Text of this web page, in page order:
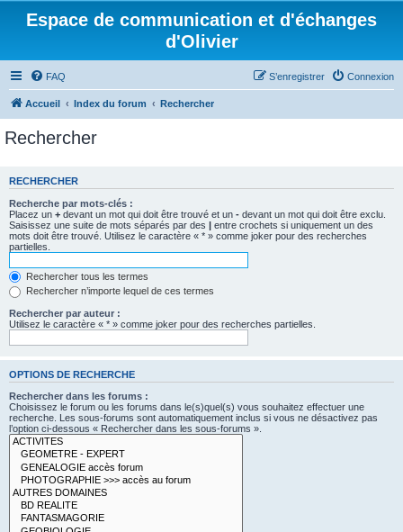
Espace de communication et d'échanges
d'Olivier
FAQ Connexion
S’enregistrer
Accueil Index du forum Rechercher
Rechercher
RECHERCHER
Recherche par mots-clés :
Placez un + devant un mot qui doit être trouvé et un - devant un mot qui doit être exclu.
Saisissez une suite de mots séparés par des | entre crochets si uniquement un des
mots doit être trouvé. Utilisez le caractère « * » comme joker pour des recherches
partielles.
Rechercher tous les termes
Rechercher n’importe lequel de ces termes
Rechercher par auteur :
Utilisez le caractère « * » comme joker pour des recherches partielles.
OPTIONS DE RECHERCHE
Rechercher dans les forums :
Choisissez le forum ou les forums dans le(s)quel(s) vous souhaitez effectuer une
recherche. Les sous-forums sont automatiquement inclus si vous ne désactivez pas
l’option ci-dessous « Rechercher dans les sous-forums ».